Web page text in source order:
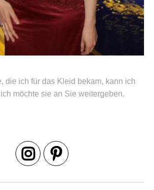
die ich für das Kleid bekam, kann ich
möchte sie an Sie weitergeben.